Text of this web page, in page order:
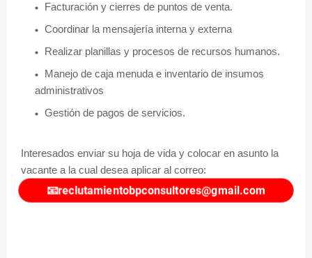
Facturación y cierres de puntos de venta.
Coordinar la mensajería interna y externa
Realizar planillas y procesos de recursos humanos.
Manejo de caja menuda e inventario de insumos
administrativos
Gestión de pagos de servicios.
Interesados enviar su hoja de vida y colocar en asunto la
vacante a la cual desea aplicar al correo:
📧reclutamientobpconsultores@gmail.com